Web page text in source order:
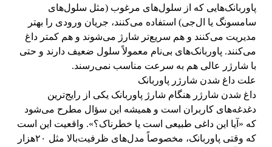
پاوربانک‌هایی که از سلول‌های مرغوب (مثل سلول‌های
سامسونگ یا ال‌جی) استفاده می‌کنند، جریان ورودی را بهتر
مدیریت می‌کنند و هم سریع‌تر شارژ می‌شوند و هم کمتر داغ
می‌کنند. پاوربانک‌های بی‌نام معمولاً سلول ضعیف دارند و حتی
با شارژر عالی هم به سرعت مناسب نمی‌رسند.
علت داغ شدن شارژر پاوربانک
داغ شدن شارژر هنگام شارژ پاوربانک یکی از رایج‌ترین
دغدغه‌های کاربران است و همیشه این سؤال مطرح می‌شود
که «آیا این داغی طبیعی است یا خطرناک؟». واقعیت این است
که وقتی پاوربانک، مخصوصاً مدل‌های ظرفیت‌بالا مثل ۲۰هزار